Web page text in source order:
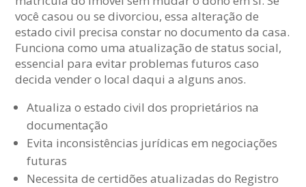
você casou ou se divorciou, essa alteração de
estado civil precisa constar no documento da casa.
Funciona como uma atualização de status social,
essencial para evitar problemas futuros caso
decida vender o local daqui a alguns anos.
Atualiza o estado civil dos proprietários na
documentação
Evita inconsistências jurídicas em negociações
futuras
Necessita de certidões atualizadas do Registro